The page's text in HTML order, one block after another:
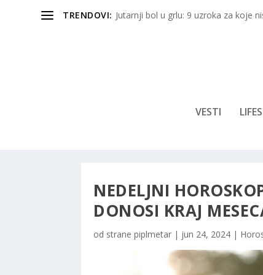
TRENDOVI: Jutarnji bol u grlu: 9 uzroka za koje
VESTI
NEDELJNI
DONOSI KRAJ
od strane piplmetar | jun 24, 2024 |